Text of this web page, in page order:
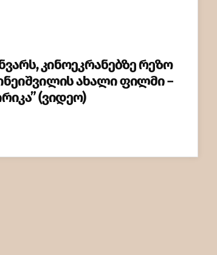
კინოეკრანებზე რეზო
ახალი ფილმი –
(ვიდეო)